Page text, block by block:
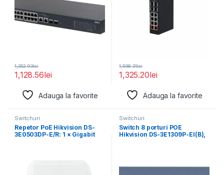
1,128.56lei
1,352.93lei
Adauga la favorite
1,325.20lei
1,598.31lei
Adauga la favorite
Switchuri
Repetor PoE Hikvision DS-
3E0503DP-E/R: 1 × Gigabit
Switchuri
Switch 8 porturi POE
Hikvision DS-3E1309P-EI(B),